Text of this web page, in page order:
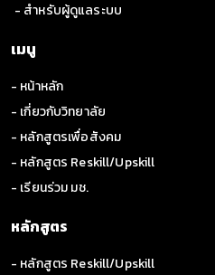
- สำหรับผู้ดูแลระบบ
เมนู
- หน้าหลัก
- เกี่ยวกับวิทยาลัย
- หลักสูตรเพื่อสังคม
- หลักสูตร Reskill/Upskill
- เรียนร่วม มช.
หลักสูตร
- หลักสูตร Reskill/Upskill